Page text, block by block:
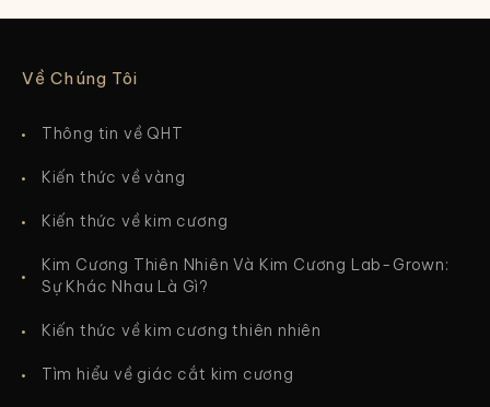
Về Chúng Tôi
Thông tin về QHT
Kiến thức về vàng
Kiến thức về kim cương
Kim Cương Thiên Nhiên Và Kim Cương Lab-Grown:
Sự Khác Nhau Là Gì?
Kiến thức về kim cương thiên nhiên
Tìm hiểu về giác cắt kim cương